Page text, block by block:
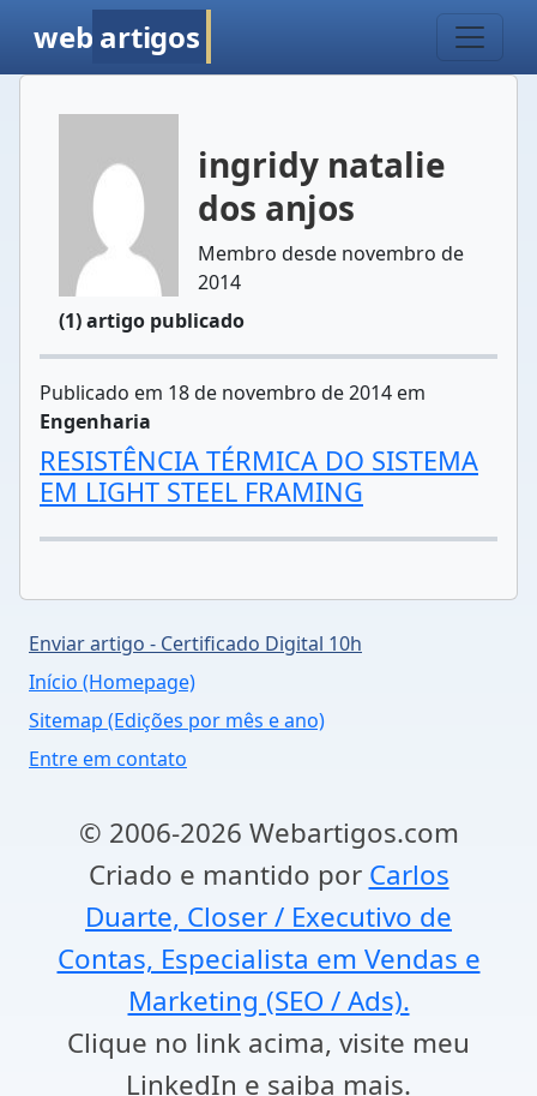
web artigos
ingridy natalie
dos anjos
Membro desde novembro de
2014
(1) artigo publicado
Publicado em 18 de novembro de 2014 em
Engenharia
RESISTÊNCIA TÉRMICA DO SISTEMA
EM LIGHT STEEL FRAMING
Enviar artigo - Certificado Digital 10h
Início (Homepage)
Sitemap (Edições por mês e ano)
Entre em contato
© 2006-2026 Webartigos.com
Criado e mantido por Carlos
Duarte, Closer / Executivo de
Contas, Especialista em Vendas e
Marketing (SEO / Ads).
Clique no link acima, visite meu
LinkedIn e saiba mais.